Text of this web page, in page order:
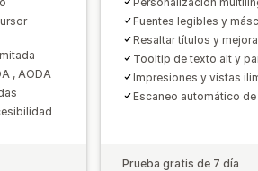
, AODA
Fuentes legibles y
Resaltar títulos y
Tooltip de texto alt y
Impresiones y vistas
Escaneo automático
Prueba gratis de 7 día